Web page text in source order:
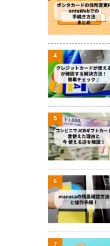
4
5
6
7